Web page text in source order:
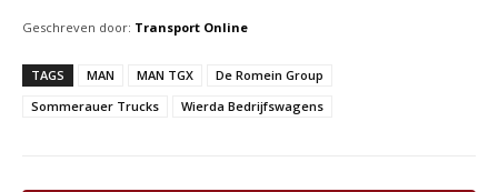
Geschreven door: Transport Online
TAGS MAN MAN TGX
De Romein Group
Sommerauer Trucks
Wierda Bedrijfswagens